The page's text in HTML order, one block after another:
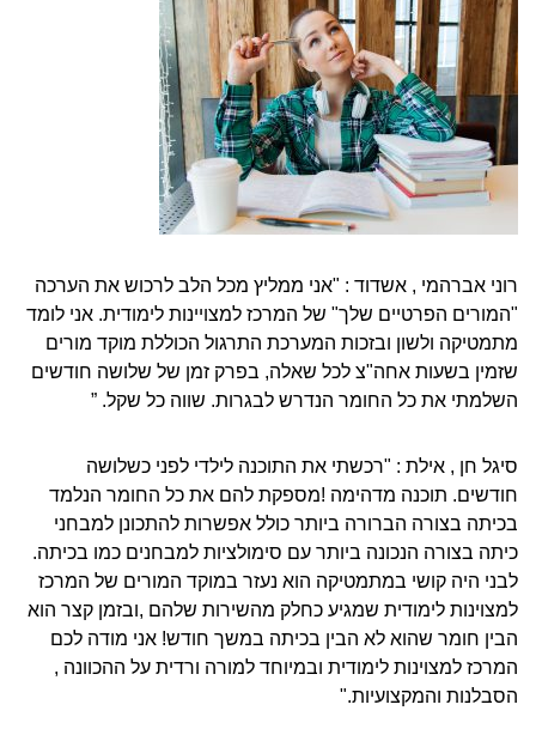
רוני אברהמי , אשדוד : "אני ממליץ מכל הלב לרכוש את הערכה
"המורים הפרטיים שלך" של המרכז למצויינות לימודית. אני לומד
מתמטיקה ולשון ובזכות המערכת התרגול הכוללת מוקד מורים
שזמין בשעות אחה"צ לכל שאלה, בפרק זמן של שלושה חודשים
השלמתי את כל החומר הנדרש לבגרות. שווה כל שקל. ”
סיגל חן , אילת : "רכשתי את התוכנה לילדי לפני כשלושה
חודשים. תוכנה מדהימה !מספקת להם את כל החומר הנלמד
בכיתה בצורה הברורה ביותר כולל אפשרות להתכונן למבחני
כיתה בצורה הנכונה ביותר עם סימולציות למבחנים כמו בכיתה.
לבני היה קושי במתמטיקה הוא נעזר במוקד המורים של המרכז
למצוינות לימודית שמגיע כחלק מהשירות שלהם ,ובזמן קצר הוא
הבין חומר שהוא לא הבין בכיתה במשך חודש! אני מודה לכם
המרכז למצוינות לימודית ובמיוחד למורה ורדית על ההכוונה ,
הסבלנות והמקצועיות."